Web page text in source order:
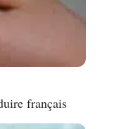
français